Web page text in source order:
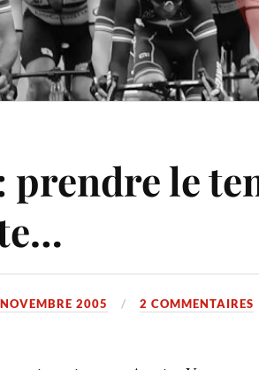
prendre le
2005 2 COMMENTAIRES